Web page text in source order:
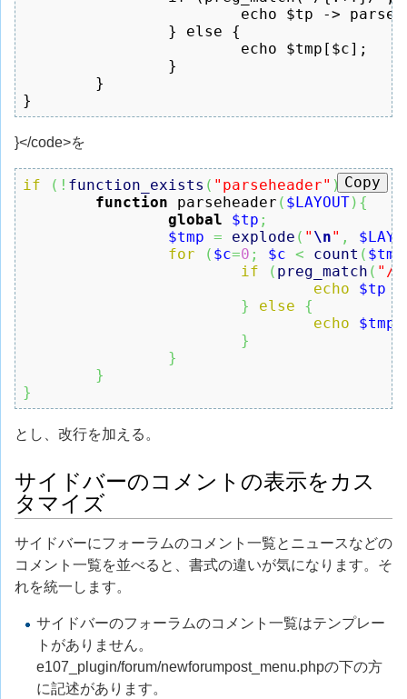
}
}</code>を
if ( ! function_exists ( "parseheader" ) ) {
function parseheader ( $LAYOUT) {
global
$tp ;
$tmp = explode ( " \n" ,
for
( $c=0 ; $c < count ( $tmp
if
( preg_match ( "/
echo
$tp
}
else
{
echo
$tmp
}
}
}
}
Copy
とし、改行を加える。
サイドバーのコメントの表示をカス
タマイズ
サイドバーにフォーラムのコメント一覧とニュースなどの
コメント一覧を並べると、書式の違いが気になります。そ
れを統一します。
サイドバーのフォーラムのコメント一覧はテンプレー
トがありません。
e107_plugin/forum/newforumpost_menu.phpの下の方
に記述があります。